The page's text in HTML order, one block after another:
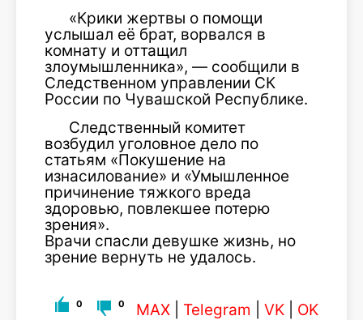
«Крики жертвы о помощи
услышал её брат, ворвался в
комнату и оттащил
злоумышленника», — сообщили в
Следственном управлении СК
России по Чувашской Республике.
Следственный комитет
возбудил уголовное дело по
статьям «Покушение на
изнасилование» и «Умышленное
причинение тяжкого вреда
здоровью, повлекшее потерю
зрения».
Врачи спасли девушке жизнь, но
зрение вернуть не удалось.
0 0 MAX Telegram VK OK